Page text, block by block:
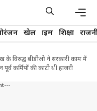
खेल क्राइम शिक्षा
के विरुद्ध बीडीओ ने सरकारी काम में
पूर्व कर्मियों की काटी थी हाजरी